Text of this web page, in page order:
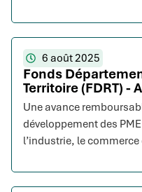
6 août 2025
Fonds
Territoire (FDRT) -
Une avance
développement des
l’industrie, le